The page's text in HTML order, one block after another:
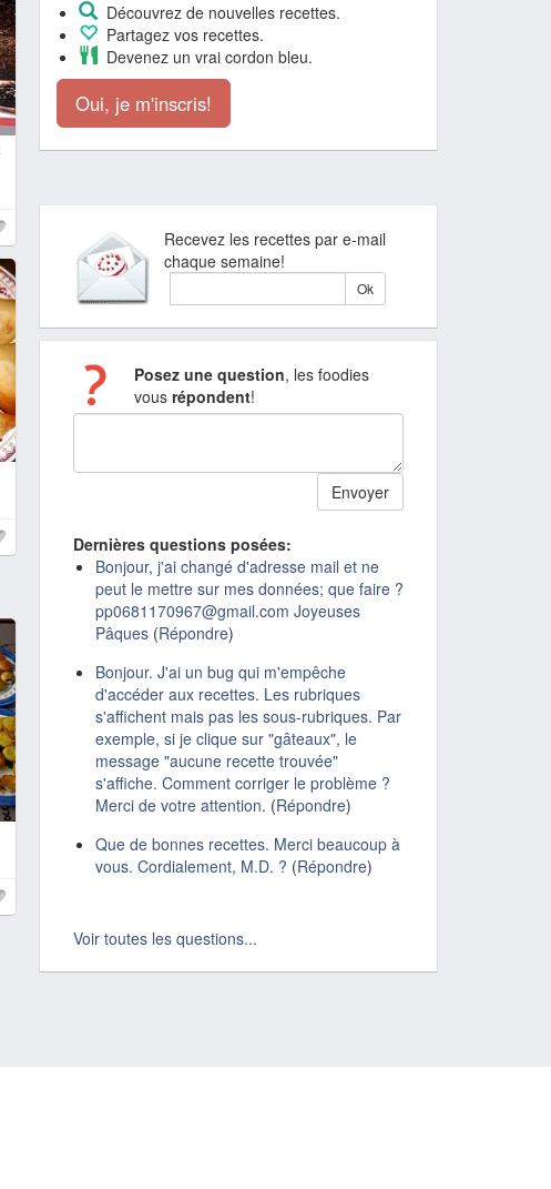
Découvrez de nouvelles recettes.
Partagez vos recettes.
Devenez un vrai cordon bleu.
Oui, je m'inscris!
Recevez les recettes par e-mail
chaque semaine!
Posez une question, les foodies
vous répondent!
Dernières questions posées:
Bonjour, j'ai changé d'adresse mail et ne
peut le mettre sur mes données; que faire ?
pp0681170967@gmail.com Joyeuses
Pâques (Répondre)
Bonjour. J'ai un bug qui m'empêche
d'accéder aux recettes. Les rubriques
s'affichent mais pas les sous-rubriques. Par
exemple, si je clique sur "gâteaux", le
message "aucune recette trouvée"
s'affiche. Comment corriger le problème ?
Merci de votre attention. (Répondre)
Que de bonnes recettes. Merci beaucoup à
vous. Cordialement, M.D. ? (Répondre)
Voir toutes les questions...